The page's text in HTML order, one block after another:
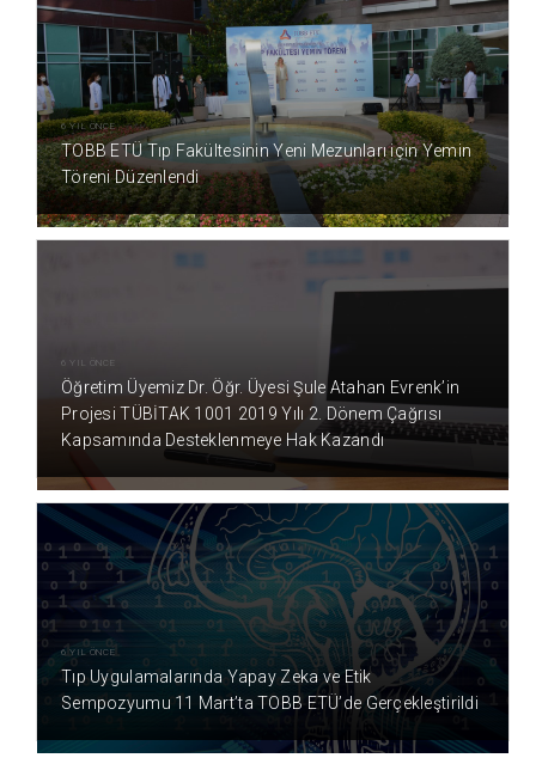
6 YIL ÖNCE
TOBB ETÜ Tıp Fakültesinin Yeni Mezunları için Yemin
Töreni Düzenlendi
6 YIL ÖNCE
Öğretim Üyemiz Dr. Öğr. Üyesi Şule Atahan Evrenk’in
Projesi TÜBİTAK 1001 2019 Yılı 2. Dönem Çağrısı
Kapsamında Desteklenmeye Hak Kazandı
6 YIL ÖNCE
Tıp Uygulamalarında Yapay Zeka ve Etik
Sempozyumu 11 Mart’ta TOBB ETÜ’de Gerçekleştirildi